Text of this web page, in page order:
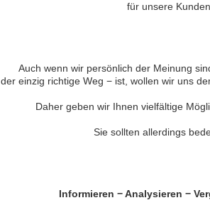
für unsere
Auch wenn wir persönlich der Meinung
der einzig richtige Weg − ist, wollen wir uns
Daher geben wir Ihnen vielfältige
Sie sollten allerdings
Informieren − Analysieren −